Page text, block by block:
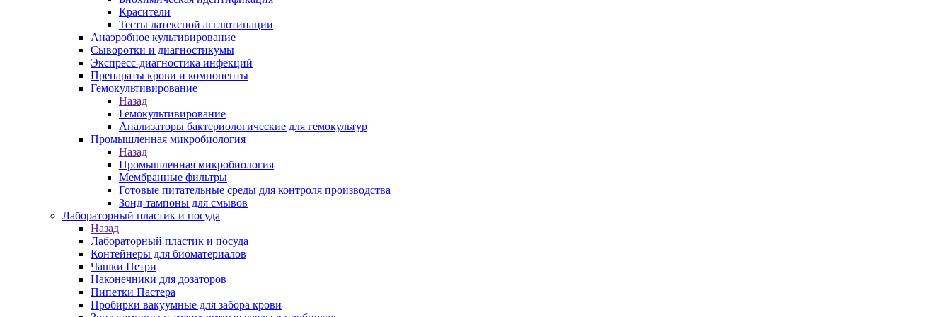
Красители
Тесты латексной агглютинации
Анаэробное культивирование
Сыворотки и диагностикумы
Экспресс-диагностика инфекций
Препараты крови и компоненты
Гемокультивирование
Назад
Гемокультивирование
Анализаторы бактериологические для гемокультур
Промышленная микробиология
Назад
Промышленная микробиология
Мембранные фильтры
Готовые питательные среды для контроля производства
Зонд-тампоны для смывов
Лабораторный пластик и посуда
Назад
Лабораторный пластик и посуда
Контейнеры для биоматериалов
Чашки Петри
Наконечники для дозаторов
Пипетки Пастера
Пробирки вакуумные для забора крови